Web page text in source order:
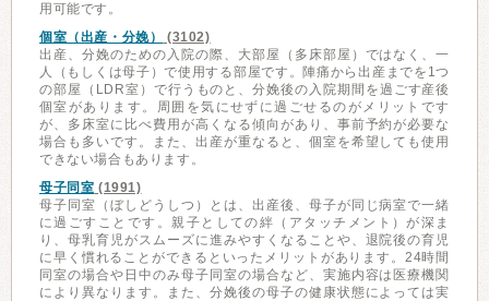
用可能です。
個室（出産・分娩）
(3102)
出産、分娩のための入院の際、大部屋（多床部屋）ではなく、一
人（もしくは母子）で使用する部屋です。陣痛から出産までを1つ
の部屋（LDR室）で行うものと、分娩後の入院期間を過ごす産後
個室があります。周囲を気にせずに過ごせるのがメリットです
が、多床室に比べ費用が高くなる傾向があり、事前予約が必要な
場合も多いです。また、出産が重なると、個室を希望しても使用
できない場合もあります。
母子同室 (1991)
母子同室（ぼしどうしつ）とは、出産後、母子が同じ病室で一緒
に過ごすことです。親子としての絆（アタッチメント）が深ま
り、母乳育児がスムーズに進みやすくなることや、退院後の育児
に早く慣れることができるといったメリットがあります。24時間
同室の場合や日中のみ母子同室の場合など、実施内容は医療機関
により異なります。また、分娩後の母子の健康状態によっては実